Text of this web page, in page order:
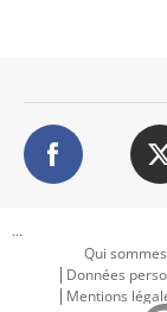
...
Qui
Données
Mentions